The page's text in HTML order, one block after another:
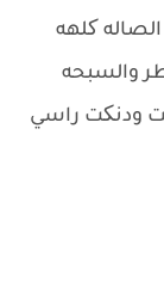
کلهه
والسبحه
ودنکت راسي